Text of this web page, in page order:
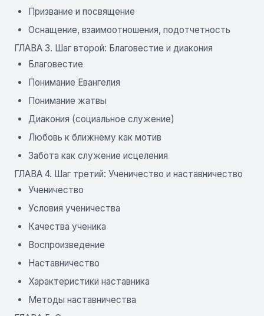
Призвание и посвящение
Оснащение, взаимоотношения, подотчетность
ГЛАВА 3. Шаг второй: Благовестие и диакония
Благовестие
Понимание Евангелия
Понимание жатвы
Диакония (социальное служение)
Любовь к ближнему как мотив
Забота как служение исцеления
ГЛАВА 4. Шаг третий: Ученичество и наставничество
Ученичество
Условия ученичества
Качества ученика
Воспроизведение
Наставничество
Характеристики наставника
Методы наставничества